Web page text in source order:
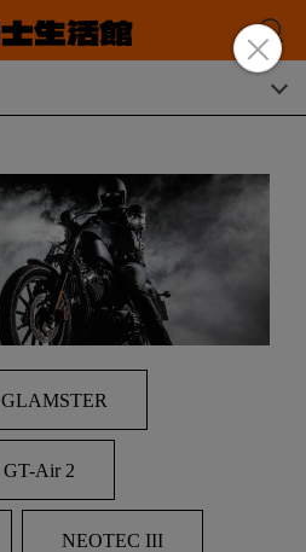
GLAMSTER
GT-Air 2
NEOTEC III